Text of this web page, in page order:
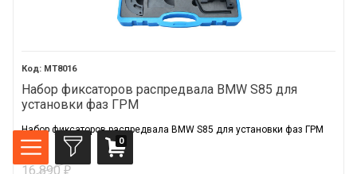
MT8016
Набор фиксаторов распредвала BMW S85 для
установки фаз ГРМ
Набор фиксаторов распредвала BMW S85 для установки фаз ГРМ
16 890 ₽
0